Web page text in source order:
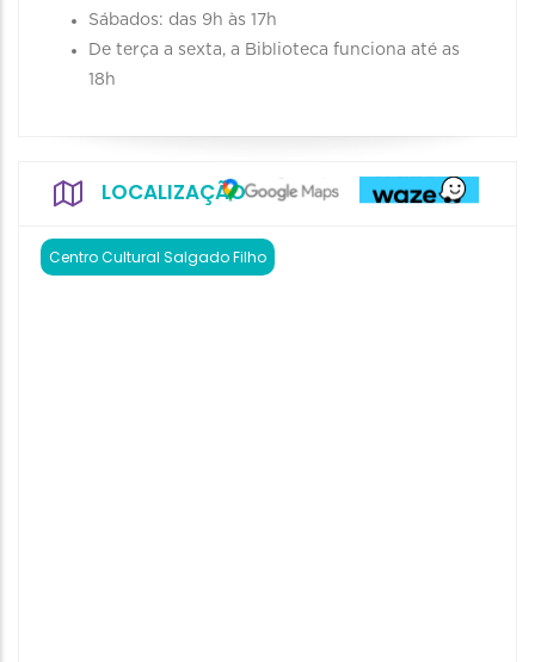
Sábados: das 9h às 17h
De terça a sexta, a Biblioteca funciona até as
18h
LOCALIZAÇÃO
Centro Cultural Salgado Filho